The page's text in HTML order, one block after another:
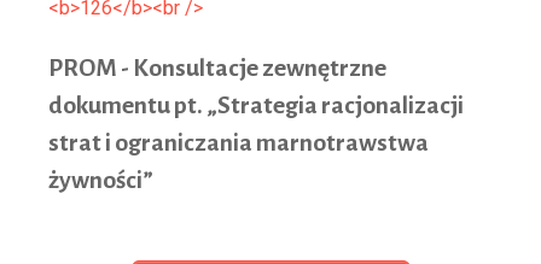
PROM - Konsultacje zewnętrzne
dokumentu pt. „Strategia racjonalizacji
strat i ograniczania marnotrawstwa
żywności”